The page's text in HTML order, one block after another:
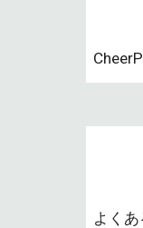
よくあ